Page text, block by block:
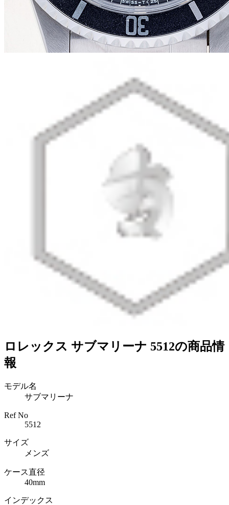
ロレックス サブマリーナ 5512の商品情
報
モデル名
サブマリーナ
Ref No
5512
サイズ
メンズ
ケース直径
40mm
インデックス